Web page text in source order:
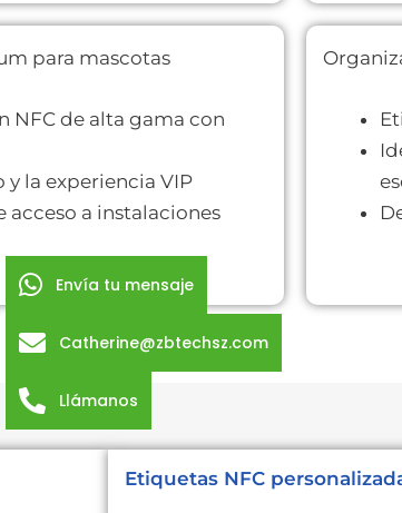
para mascotas
NFC de alta gama con
y la experiencia VIP
acceso a instalaciones
Etiquetas NFC
Envía tu mensaje
Catherine@zbtechsz.com
Llámanos